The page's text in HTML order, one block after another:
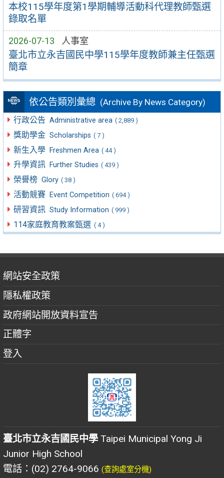
本校115學年度第1學期輔導活動科代理教師甄選
錄取名單
2026-07-13 人事室
臺北市立永吉國民中學115學年度教師兼主任甄選
簡章
依公告類別彙總 (Archive By News Category)
行政公告 Administrative area ( 2,889 )
獎助學金 Scholarships ( 7 )
新生入學 Freshmen Area ( 44 )
升學資訊 Further Studies ( 439 )
榮譽榜 Glory ( 38 )
活動競賽 Event Competition ( 694 )
研習資訊 Study Information ( 999 )
114家庭教育教案甄選 ( 4 )
網站安全政策
隱私權政策
政府網站開放資料宣告
正體字
登入
臺北市立永吉國民中學 Taipei Municipal Yong Ji
Junior High School
電話：(02) 2764-9066 (查詢處室分機)